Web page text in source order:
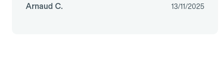
Arnaud C. 13/11/2025